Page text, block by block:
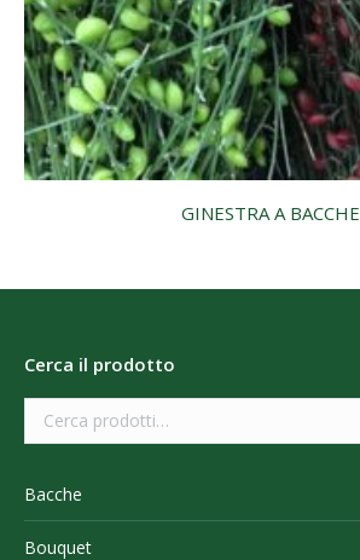
GINESTRA A BACCHE
Cerca il prodotto
Bacche
Bouquet